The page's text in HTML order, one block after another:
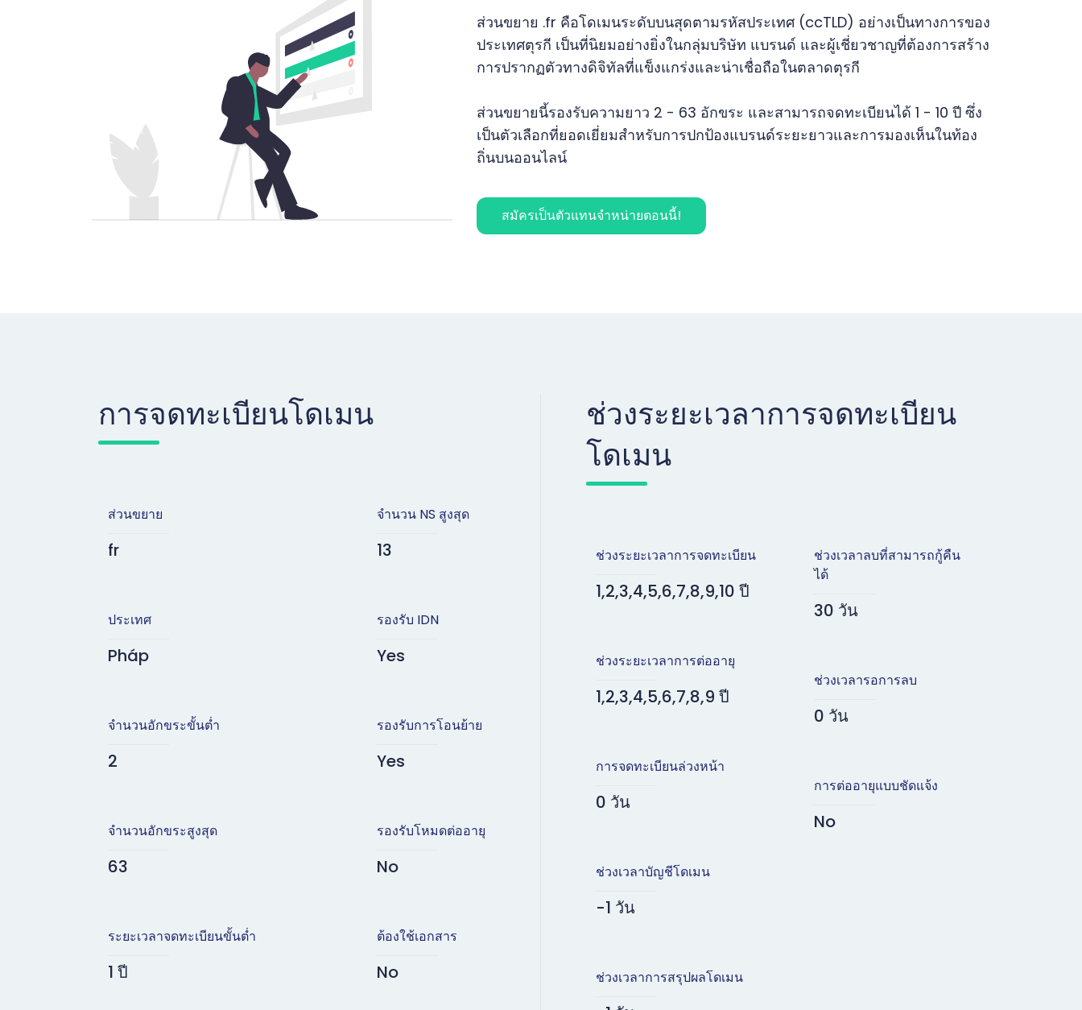
ส่วนขยาย .fr คือโดเมนระดับบนสุดตามรหัสประเทศ (ccTLD) อย่างเป็นทางการของ
ประเทศตุรกี เป็นที่นิยมอย่างยิ่งในกลุ่มบริษัท แบรนด์ และผู้เชี่ยวชาญที่ต้องการสร้าง
การปรากฏตัวทางดิจิทัลที่แข็งแกร่งและน่าเชื่อถือในตลาดตุรกี
ส่วนขยายนี้รองรับความยาว 2 - 63 อักขระ และสามารถจดทะเบียนได้ 1 - 10 ปี ซึ่ง
เป็นตัวเลือกที่ยอดเยี่ยมสำหรับการปกป้องแบรนด์ระยะยาวและการมองเห็นในท้อง
ถิ่นบนออนไลน์
สมัครเป็นตัวแทนจำหน่ายตอนนี้!
การจดทะเบียนโดเมน
ส่วนขยาย
fr
ประเทศ
Pháp
จำนวนอักขระขั้นต่ำ
2
จำนวนอักขระสูงสุด
63
ระยะเวลาจดทะเบียนขั้นต่ำ
1 ปี
จำนวน NS สูงสุด
13
รองรับ IDN
Yes
รองรับการโอนย้าย
Yes
รองรับโหมดต่ออายุ
No
ต้องใช้เอกสาร
No
ช่วงระยะเวลาการจดทะเบียน
โดเมน
ช่วงระยะเวลาการจดทะเบียน
1,2,3,4,5,6,7,8,9,10 ปี
ช่วงระยะเวลาการต่ออายุ
1,2,3,4,5,6,7,8,9 ปี
การจดทะเบียนล่วงหน้า
0 วัน
ช่วงเวลาบัญชีโดเมน
-1 วัน
ช่วงเวลาการสรุปผลโดเมน
ช่วงเวลาลบที่สามารถกู้คืน
ได้
30 วัน
ช่วงเวลารอการลบ
0 วัน
การต่ออายุแบบชัดแจ้ง
No